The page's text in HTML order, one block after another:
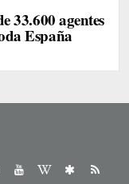
33.600 agentes
España